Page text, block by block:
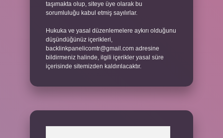
taşımakta olup, siteye üye olarak bu
sorumluluğu kabul etmiş sayılırlar.
Hukuka ve yasal düzenlemelere aykırı olduğunu
düşündüğünüz içerikleri,
backlinkpanelicomtr@gmail.com adresine
bildirmeniz halinde, ilgili içerikler yasal süre
içerisinde sitemizden kaldırılacaktır.